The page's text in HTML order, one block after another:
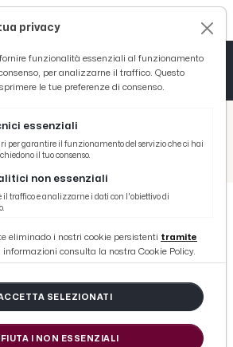
/ Picenotime
/ Serie B
sono arrivati gol mancati ad Ascoli. Futuro? Voglio giocare in A”
Frattesi: “Ad
arrivati gol mancati
Voglio giocare in
privacy
funzionalità essenziali al funzionamento
per analizzarne il traffico. Questo
le tue preferenze di consenso.
essenziali
per garantire il funzionamento del servizio che ci hai
il tuo consenso.
non essenziali
traffico e analizzarne i dati con l'obiettivo di
eliminado i nostri cookie persistenti tramite
informazioni consulta la nostra Cookie Policy.
SELEZIONATI
I NON ESSENZIALI